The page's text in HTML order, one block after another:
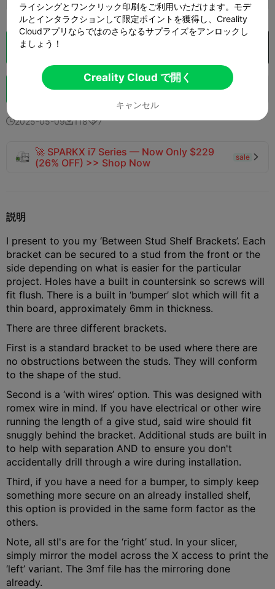
クラウドスライス
ブースト 132 102  3
2025-05-091187
🚀 SPARKX i7 Series — Now Only $229
(26% OFF) >> Shop Now
sale 
説明
I present to you my ‘Between Stud Shelf Brackets’. Each
bracket can be secured to a stud from the front or the
side depending on what is easier for the particular
project. Holes have a built in countersink so screws will
fit flush. There is a built in ‘bumper’ slot which will fit a
thin board, approximately 6mm in thickness.
There are three different brackets.
First is a standard bracket to be used where there are
no obstructions between the studs. They will conform
to the shape of the stud.
Second is a ‘with wires’ option. This was designed with
romex wire in mind. If you have electrical or other wire
running the length of a give stud, said wire should fit
snuggly behind the bracket. Additional studs are built in
to help with separation AND to ensure you don't
accidentally drill through a wire during installation.
Third, if you have a need for a bumper, to simply keep
something more secure on an already installed shelf,
this option is provided in the same form factor as the
others.
Note, all stl's are for the ‘right’ stud. In your slicer,
simply mirror the model across the X access to print the
‘left’ variant. The 3mf file has the mirroring done
already.
ライシングとワンクリック印刷をご利用いただけます。モデ
ルとインタラクションして限定ポイントを獲得し、Creality
Cloudアプリならではのさらなるサプライズをアンロックし
ましょう！
Creality Cloud で開く
キャンセル